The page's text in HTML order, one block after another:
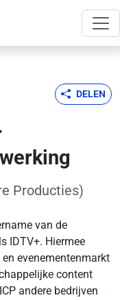
DELEN
Producties)
van de
IDTV+. Hiermee
evenementenmarkt
content
andere bedrijven